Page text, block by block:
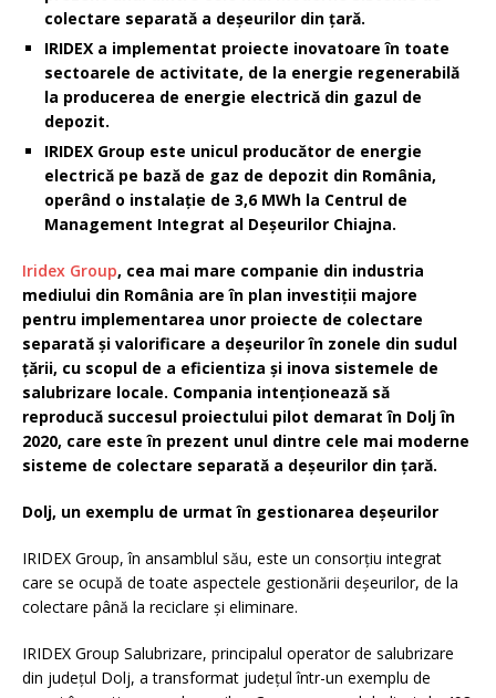
colectare separată a deșeurilor din țară.
IRIDEX a implementat proiecte inovatoare în toate
sectoarele de activitate, de la energie regenerabilă
la producerea de energie electrică din gazul de
depozit.
IRIDEX Group este unicul producător de energie
electrică pe bază de gaz de depozit din România,
operând o instalație de 3,6 MWh la Centrul de
Management Integrat al Deșeurilor Chiajna.
Iridex Group, cea mai mare companie din industria
mediului din România are în plan investiții majore
pentru implementarea unor proiecte de colectare
separată și valorificare a deșeurilor în zonele din sudul
țării, cu scopul de a eficientiza și inova sistemele de
salubrizare locale. Compania intenționează să
reproducă succesul proiectului pilot demarat în Dolj în
2020, care este în prezent unul dintre cele mai moderne
sisteme de colectare separată a deșeurilor din țară.
Dolj, un exemplu de urmat în gestionarea deșeurilor
IRIDEX Group, în ansamblul său, este un consorțiu integrat
care se ocupă de toate aspectele gestionării deșeurilor, de la
colectare până la reciclare și eliminare.
IRIDEX Group Salubrizare, principalul operator de salubrizare
din județul Dolj, a transformat județul într-un exemplu de